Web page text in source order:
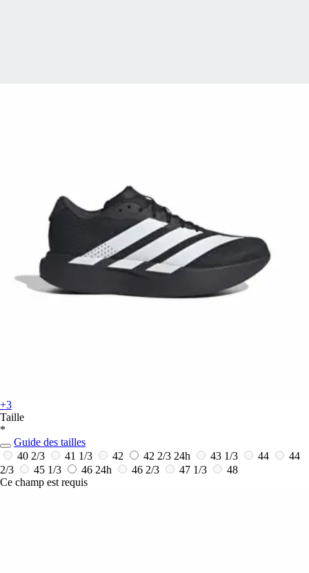
+3
Taille
*
Guide des tailles
40 2/3
41 1/3 42 42 2/3 24h 43 1/3 44
44
2/3
45 1/3 46 24h 46 2/3 47 1/3
48
Ce champ est requis